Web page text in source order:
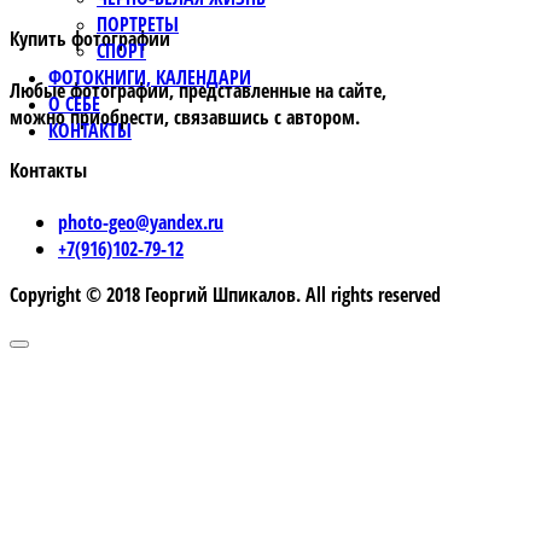
ПОРТРЕТЫ
СПОРТ
ФОТОКНИГИ, КАЛЕНДАРИ
О СЕБЕ
КОНТАКТЫ
Купить фотографии
Любые фотографии, представленные на сайте,
можно приобрести, связавшись с автором.
Контакты
photo-geo@yandex.ru
+7(916)102-79-12
Copyright © 2018 Георгий Шпикалов. All rights reserved